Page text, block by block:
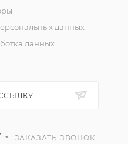
данных
данных
ЗАКАЗАТЬ ЗВОНОК